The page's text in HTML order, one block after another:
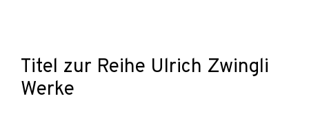
Titel zur Reihe Ulrich Zwingli
Werke